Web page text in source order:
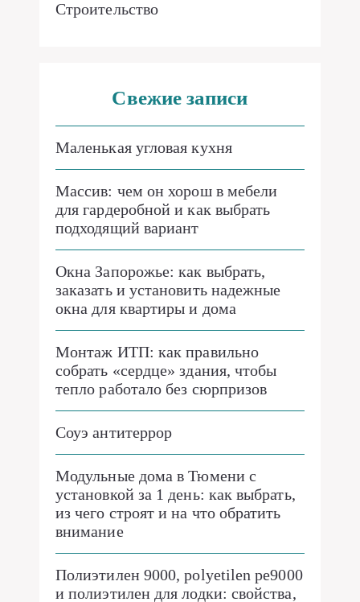
Маленькая угловая кухня
Массив: чем он хорош в мебели
для гардеробной и как выбрать
подходящий вариант
Окна Запорожье: как выбрать,
заказать и установить надежные
окна для квартиры и дома
Монтаж ИТП: как правильно
собрать «сердце» здания, чтобы
тепло работало без сюрпризов
Соуэ антитеррор
Модульные дома в Тюмени с
установкой за 1 день: как выбрать,
из чего строят и на что обратить
внимание
Полиэтилен 9000, polyetilen pe9000
и полиэтилен для лодки: свойства,
применение и выбор материала